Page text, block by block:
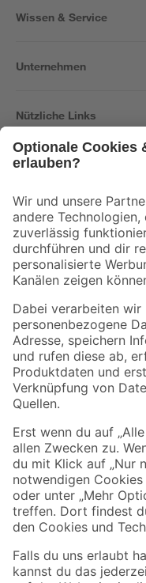
Wissen & Service
Unternehmen
Nützliche Links
Der toom Newsletter: Keine
Zur Newsletter
Folge uns
Zahlungsarten
Sicher einkaufen
Jetzt die toom-App
Alle Preisangaben in EUR inkl.